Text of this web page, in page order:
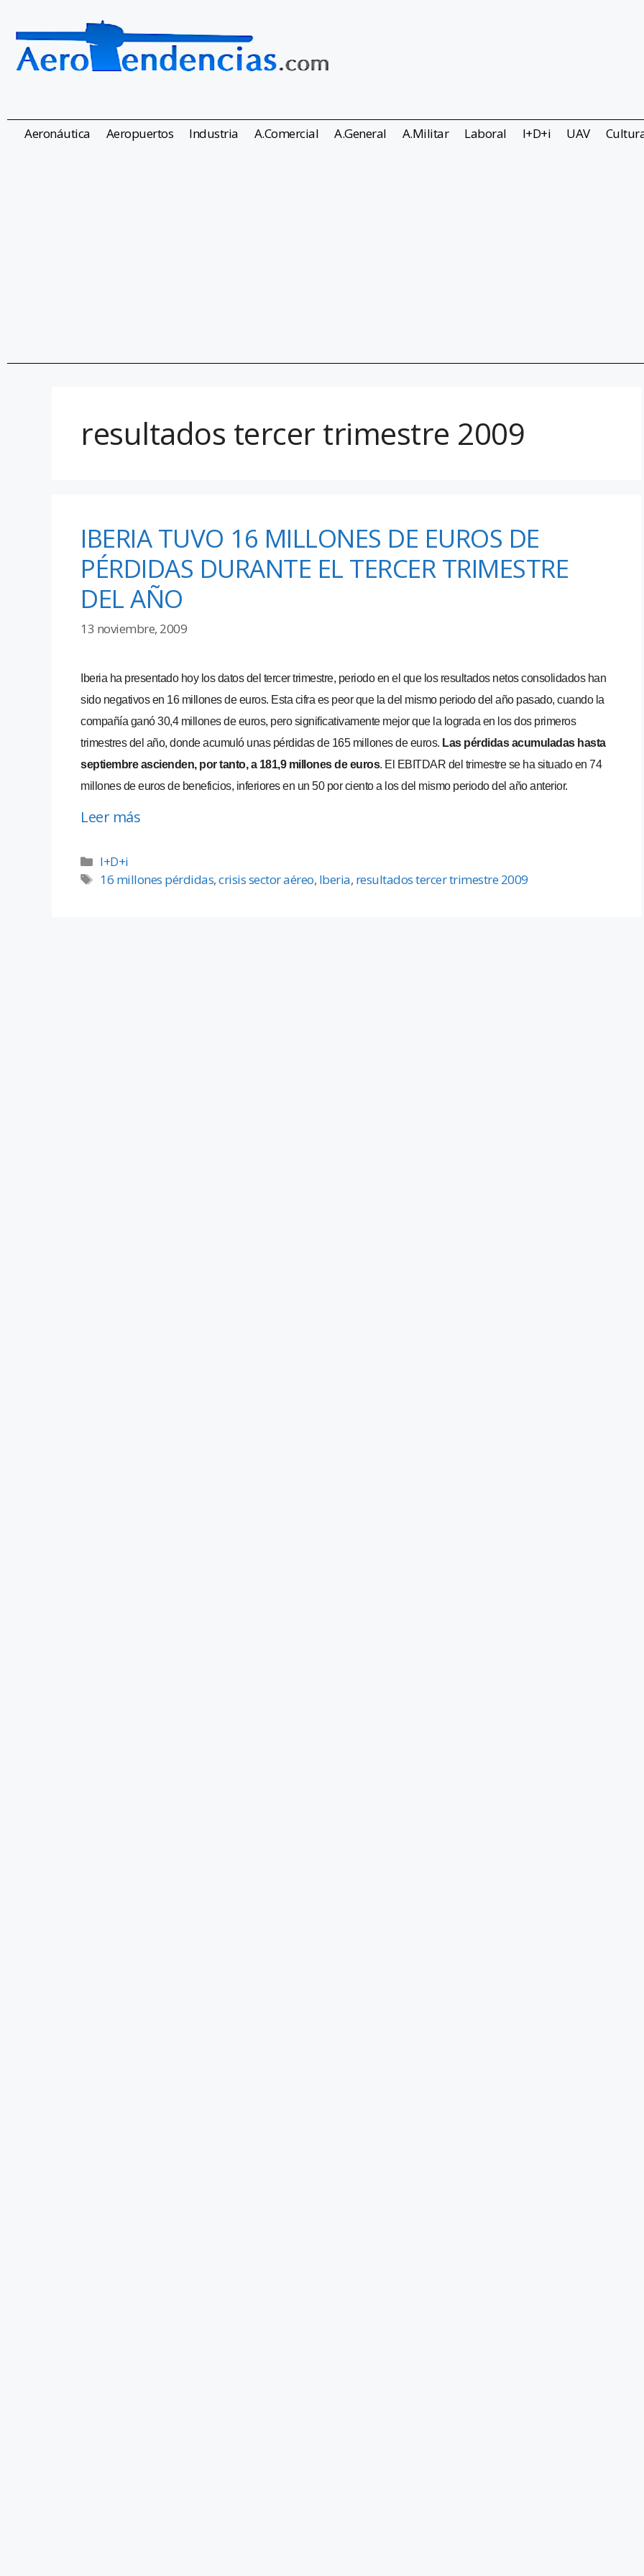
Aeronáutica Aeropuertos Industria A.Comercial A.General A.Militar Laboral I+D+i UAV
resultados tercer trimestre 2009
IBERIA TUVO 16 MILLONES DE EUROS DE
PÉRDIDAS DURANTE EL TERCER TRIMESTRE
DEL AÑO
13 noviembre, 2009
Iberia ha presentado hoy los datos del tercer trimestre, periodo en el que los resultados netos consolidados han
sido negativos en 16 millones de euros. Esta cifra es peor que la del mismo periodo del año pasado, cuando la
compañía ganó 30,4 millones de euros, pero significativamente mejor que la lograda en los dos primeros
trimestres del año, donde acumuló unas pérdidas de 165 millones de euros. Las pérdidas acumuladas hasta
septiembre ascienden, por tanto, a 181,9 millones de euros. El EBITDAR del trimestre se ha situado en 74
millones de euros de beneficios, inferiores en un 50 por ciento a los del mismo periodo del año anterior.
Leer más
I+D+i
16 millones pérdidas,crisis sector aéreo, Iberia, resultados tercer trimestre 2009